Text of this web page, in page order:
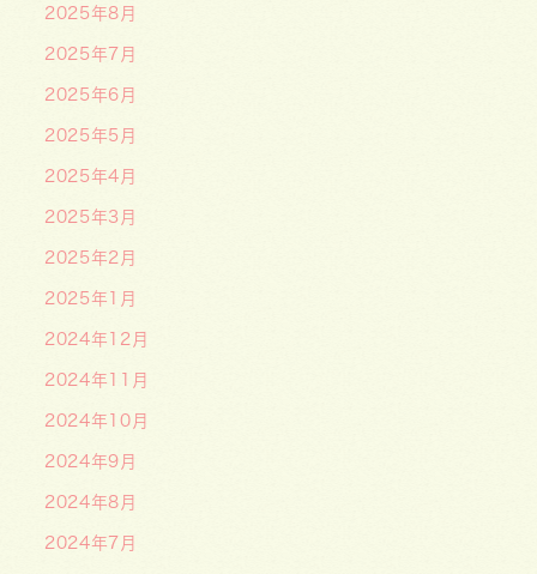
2025年8月
2025年7月
2025年6月
2025年5月
2025年4月
2025年3月
2025年2月
2025年1月
2024年12月
2024年11月
2024年10月
2024年9月
2024年8月
2024年7月